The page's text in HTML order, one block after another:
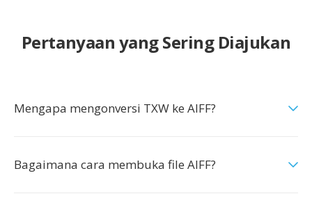
Pertanyaan yang Sering Diajukan
Mengapa mengonversi TXW ke AIFF?
Bagaimana cara membuka file AIFF?